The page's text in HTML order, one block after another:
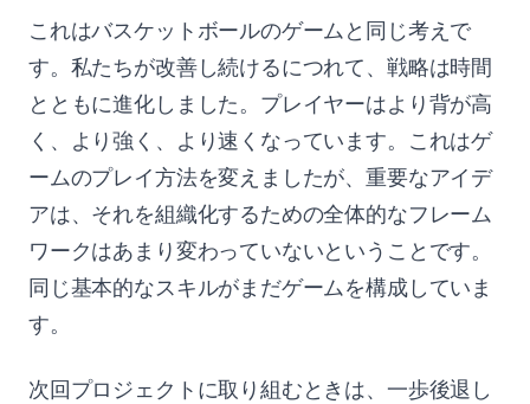
これはバスケットボールのゲームと同じ考えで
す。私たちが改善し続けるにつれて、戦略は時間
とともに進化しました。プレイヤーはより背が高
く、より強く、より速くなっています。これはゲ
ームのプレイ方法を変えましたが、重要なアイデ
アは、それを組織化するための全体的なフレーム
ワークはあまり変わっていないということです。
同じ基本的なスキルがまだゲームを構成していま
す。
次回プロジェクトに取り組むときは、一歩後退し